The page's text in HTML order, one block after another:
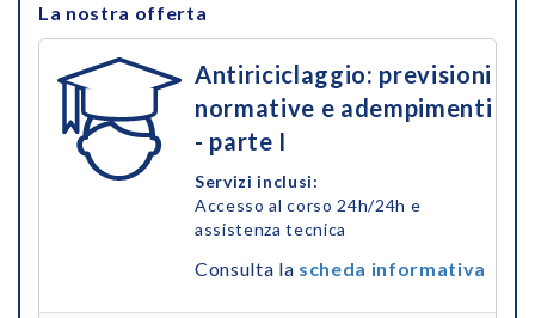
La nostra offerta
Antiriciclaggio: previsioni
normative e adempimenti
- parte I
Servizi inclusi:
Accesso al corso 24h/24h e
assistenza tecnica
Consulta la scheda informativa